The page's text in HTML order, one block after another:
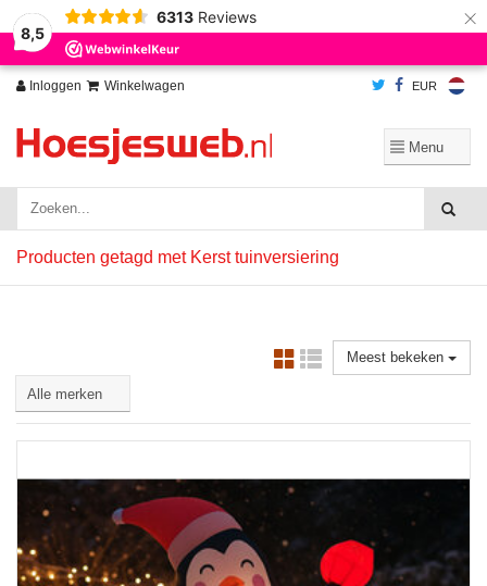
8,5
6313 Reviews ×
Inloggen Winkelwagen EUR
Producten getagd met Kerst tuinversiering
Meest bekeken
Wij slaan cookies op om onze website te verbeteren. Is dat akkoord?
Ja
Nee